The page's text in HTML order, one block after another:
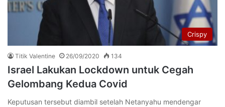
Crispy
Titik Valentine 26/09/2020 134
Israel Lakukan Lockdown untuk Cegah
Gelombang Kedua Covid
Keputusan tersebut diambil setelah Netanyahu mendengar